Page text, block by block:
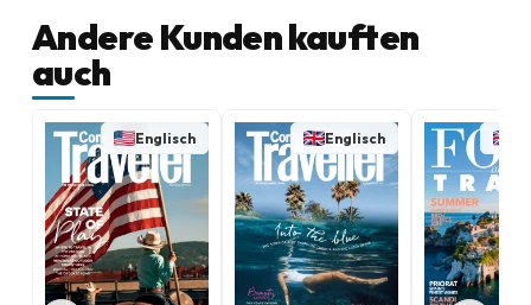
Andere Kunden kauften
auch
Englisch Englisch